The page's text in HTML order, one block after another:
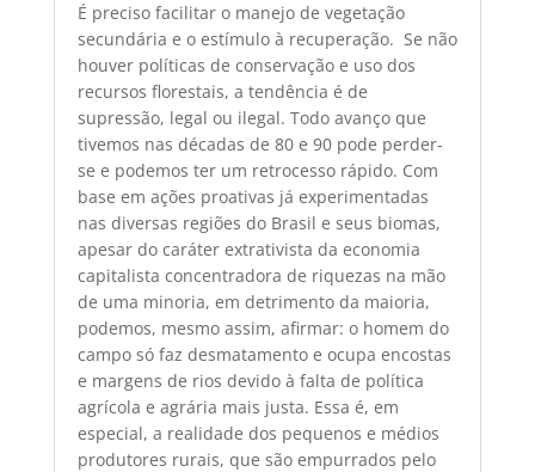
É preciso facilitar o manejo de vegetação
secundária e o estímulo à recuperação. Se não
houver políticas de conservação e uso dos
recursos florestais, a tendência é de
supressão, legal ou ilegal. Todo avanço que
tivemos nas décadas de 80 e 90 pode perder-
se e podemos ter um retrocesso rápido. Com
base em ações proativas já experimentadas
nas diversas regiões do Brasil e seus biomas,
apesar do caráter extrativista da economia
capitalista concentradora de riquezas na mão
de uma minoria, em detrimento da maioria,
podemos, mesmo assim, afirmar: o homem do
campo só faz desmatamento e ocupa encostas
e margens de rios devido à falta de política
agrícola e agrária mais justa. Essa é, em
especial, a realidade dos pequenos e médios
produtores rurais, que são empurrados pelo